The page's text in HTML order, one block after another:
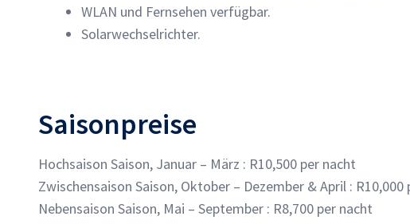
WLAN und Fernsehen verfügbar.
Solarwechselrichter.
Saisonpreise
Hochsaison Saison, Januar – März : R10,500 per nacht
Zwischensaison Saison, Oktober – Dezember & April : R10,000
Nebensaison Saison, Mai – September : R8,700 per nacht